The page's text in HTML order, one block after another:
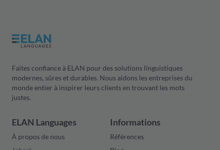
Faites confiance à ELAN pour des solutions linguistiques
modernes, sûres et durables. Nous aidons les entreprises du
monde entier à inspirer leurs clients en trouvant les mots
justes.
ELAN Languages
À propos de nous
Informations
Références